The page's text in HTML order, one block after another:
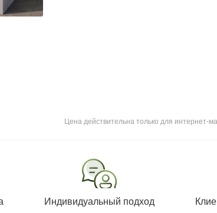
Цена действительна только для интернет-
Индивидуальный подход